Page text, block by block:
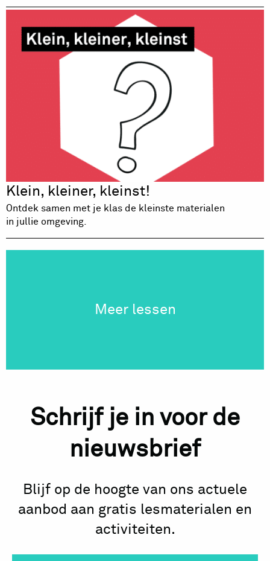
Klein, kleiner, kleinst!
Ontdek samen met je klas de kleinste materialen
in jullie omgeving.
Meer lessen
Schrijf je in voor de
nieuwsbrief
Blijf op de hoogte van ons actuele
aanbod aan gratis lesmaterialen en
activiteiten.